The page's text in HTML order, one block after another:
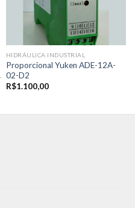
HIDRÁULICA INDUSTRIAL
Proporcional Yuken ADE-12A-
02-D2
R$1.100,00